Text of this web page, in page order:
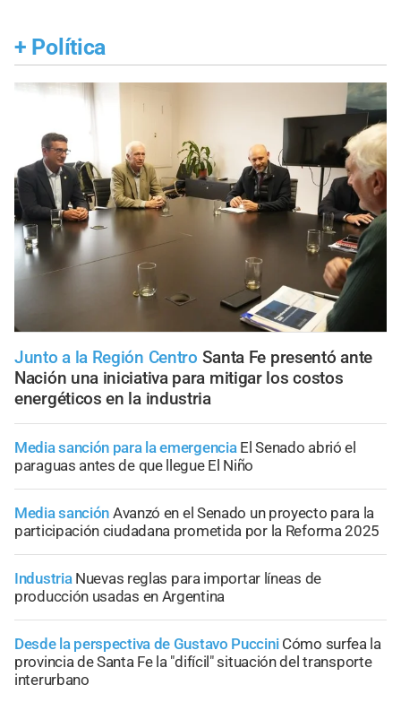
+ Política
Junto a la Región Centro Santa Fe presentó ante
Nación una iniciativa para mitigar los costos
energéticos en la industria
Media sanción para la emergencia El Senado abrió el
paraguas antes de que llegue El Niño
Media sanción Avanzó en el Senado un proyecto para la
participación ciudadana prometida por la Reforma 2025
Industria Nuevas reglas para importar líneas de
producción usadas en Argentina
Desde la perspectiva de Gustavo Puccini Cómo surfea la
provincia de Santa Fe la "difícil" situación del transporte
interurbano